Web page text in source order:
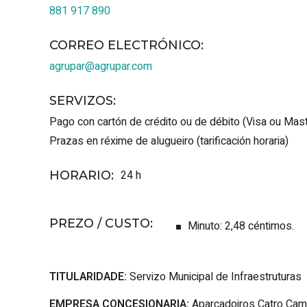
881 917 890
CORREO ELECTRÓNICO:
agrupar@agrupar.com
SERVIZOS:
Pago con cartón de crédito ou de débito (Visa ou
Prazas en réxime de alugueiro (tarificación horaria)
HORARIO: 24 h
PREZO / CUSTO: Minuto: 2,48 céntimos.
TITULARIDADE: Servizo Municipal de Infraestruturas